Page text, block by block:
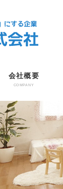
会社概要